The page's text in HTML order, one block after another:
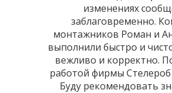
изменениях
заблаговременно.
монтажников Роман и
выполнили быстро и
вежливо и корректно.
работой фирмы
Буду рекомендовать